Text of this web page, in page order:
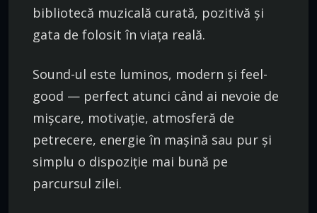
bibliotecă muzicală curată, pozitivă și
gata de folosit în viața reală.
Sound-ul este luminos, modern și feel-
good — perfect atunci când ai nevoie de
mișcare, motivație, atmosferă de
petrecere, energie în mașină sau pur și
simplu o dispoziție mai bună pe
parcursul zilei.